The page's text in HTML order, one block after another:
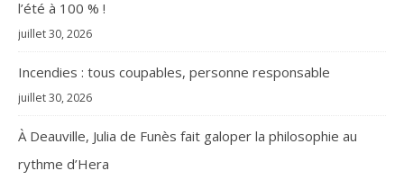
l’été à 100 % !
juillet 30, 2026
Incendies : tous coupables, personne responsable
juillet 30, 2026
À Deauville, Julia de Funès fait galoper la philosophie au
rythme d’Hera